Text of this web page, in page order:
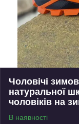
Чоловічі
натуральної
чоловіків на
В наявності